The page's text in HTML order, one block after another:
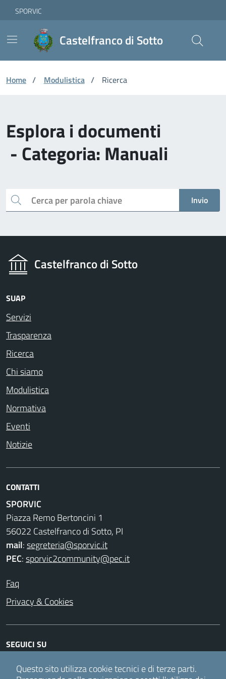
Skip to Main Content
Vai ai contenuti
Vai al footer
SPORVIC
Castelfranco di Sotto
Home / Modulistica / Ricerca
Esplora i documenti
- Categoria: Manuali
Cerca Invio
Castelfranco di Sotto
SUAP
Servizi
Trasparenza
Ricerca
Chi siamo
Modulistica
Normativa
Eventi
Notizie
CONTATTI
SPORVIC
Piazza Remo Bertoncini 1
56022 Castelfranco di Sotto, PI
mail:segreteria@sporvic.it
PEC:sporvic2community@pec.it
Faq
Privacy & Cookies
SEGUICI SU
FacebookInstagramTwitter Youtube
Questo sito utilizza cookie tecnici e di terze parti.